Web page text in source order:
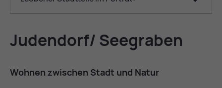
Ju­den­dorf/ See­gra­ben
Woh­nen zwi­schen Stadt und Na­tur